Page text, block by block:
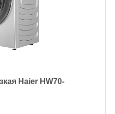
Haier HW70-